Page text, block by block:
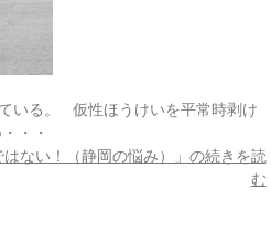
いる。 仮性ほうけいを平常時剥け
・・
はない！（静岡の悩み）」の続きを読
む